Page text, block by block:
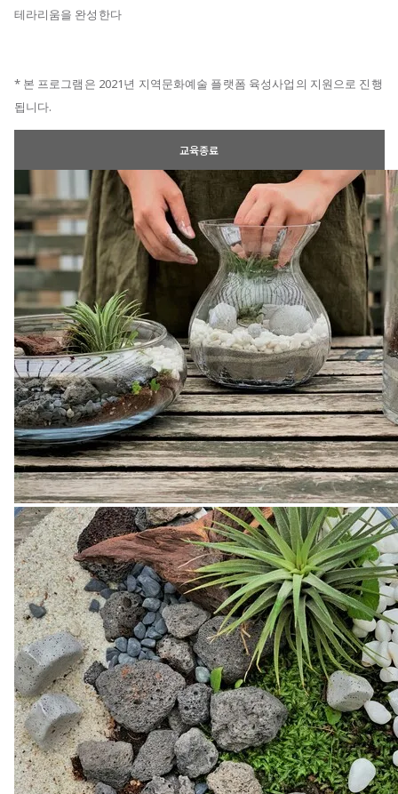
테라리움을 완성한다
* 본 프로그램은 2021년 지역문화예술 플랫폼 육성사업의 지원으로 진행
됩니다.
교육종료